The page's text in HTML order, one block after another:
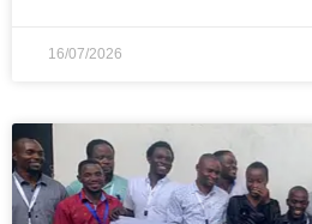
16/07/2026